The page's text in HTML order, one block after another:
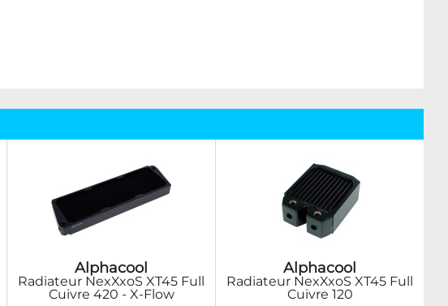
Alphacool
Radiateur NexXxoS XT45 Full
Cuivre 420 - X-Flow
Alphacool
Radiateur NexXxoS XT45 Full
Cuivre 120